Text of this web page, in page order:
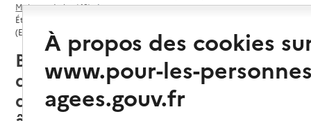
Maine-et-Loire (49)
Établissement d'hébergement pour personnes âgées dépendantes
(EHPAD)
Baugé-en-Anjou (49150) : liste
des 3 établissements
d'hébergement pour personnes
À propos des cookies
www.pour-les-
agees.gouv.fr